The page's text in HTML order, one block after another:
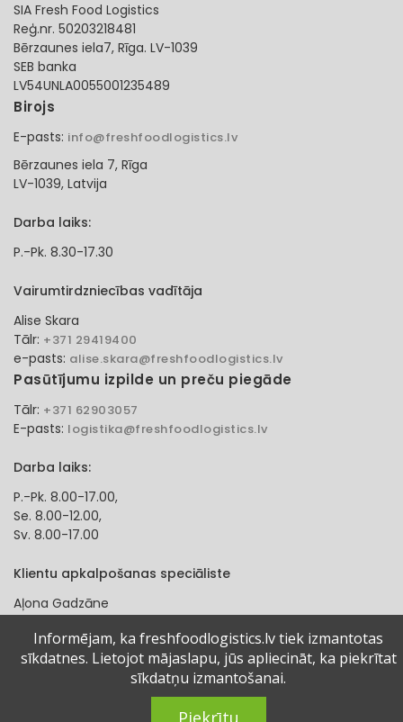
SIA Fresh Food Logistics
Reģ.nr. 50203218481
Bērzaunes iela7, Rīga. LV-1039
SEB banka
LV54UNLA0055001235489
Birojs
E-pasts: info@freshfoodlogistics.lv
Bērzaunes iela 7, Rīga
LV-1039, Latvija
Darba laiks:
P.-Pk. 8.30-17.30
Vairumtirdzniecības vadītāja
Alise Skara
Tālr: +371 29419400
e-pasts: alise.skara@freshfoodlogistics.lv
Pasūtījumu izpilde un preču piegāde
Tālr: +371 62903057
E-pasts: logistika@freshfoodlogistics.lv
Darba laiks:
P.-Pk. 8.00-17.00,
Se. 8.00-12.00,
Sv. 8.00-17.00
Klientu apkalpošanas speciāliste
Aļona Gadzāne
e-pasts:alona.gadzane@freshfoodlogistics.lv
© 2024 Fresh Food Logistics SIA. Visas tiesības aizsargātas.
Informējam, ka freshfoodlogistics.lv tiek izmantotas
sīkdatnes. Lietojot mājaslapu, jūs apliecināt, ka piekrītat
sīkdatņu izmantošanai.
Piekrītu